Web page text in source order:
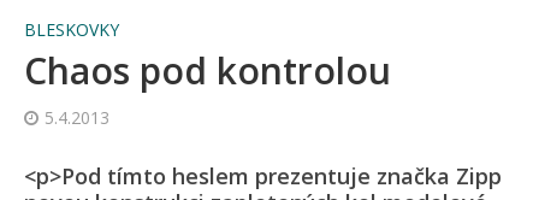
BLESKOVKY
Chaos pod kontrolou
5.4.2013
<p>Pod tímto heslem prezentuje značka Zipp